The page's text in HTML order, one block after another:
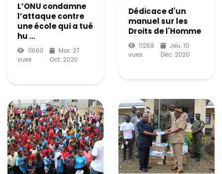
L’ONU condamne
l’attaque contre
une école qui a tué
hu ...
11660
vues
Mar. 27
Oct. 2020
Dédicace d'un
manuel sur les
Droits de l'Homme
11269
vues
Jeu. 10
Déc. 2020